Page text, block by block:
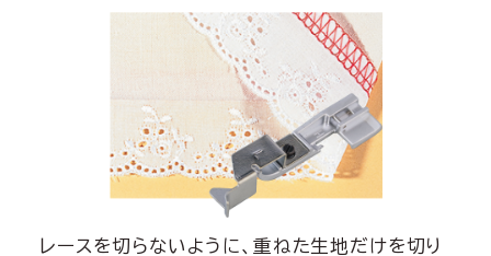
レースを切らないように、重ねた生地だけを切り